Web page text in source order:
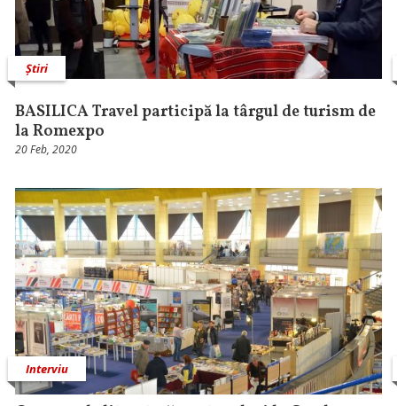
Știri
BASILICA Travel participă la târgul de turism de
la Romexpo
20 Feb, 2020
Interviu